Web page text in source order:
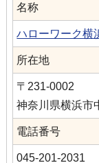
名称
ハローワーク横
所在地
〒231-0002
神奈川県横浜市
電話番号
045‐201‐2031